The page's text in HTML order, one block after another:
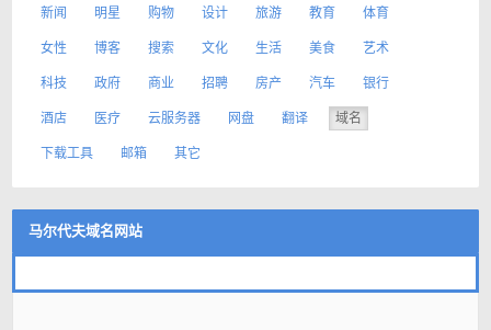
新闻
明星 购物 设计 旅游 教育
体育
女性
博客 搜索 文化 生活 美食
艺术
科技
政府 商业 招聘 房产 汽车
银行
酒店
医疗 云服务器 网盘 翻译
域名
下载工具
邮箱 其它
马尔代夫域名网站